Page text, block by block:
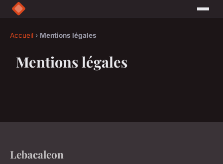
Accueil › Mentions légales
Mentions légales
Lebacaleon